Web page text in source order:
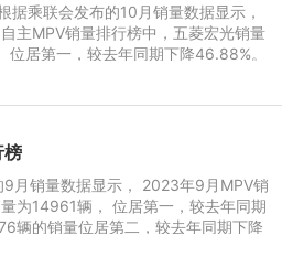
据乘联会发布的10月销量数据显示，
主MPV销量排行榜中，五菱宏光销量
位居第一，较去年同期下降46.88%。
辆的销量位居第二，较去年同期上涨
月销量数据显示， 2023年9月MPV销
为14961辆， 位居第一，较去年同期
辆的销量位居第二，较去年同期下降